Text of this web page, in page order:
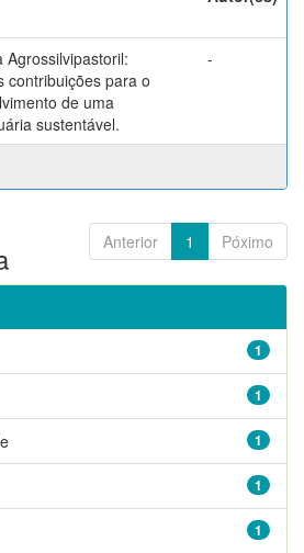
Agrossilvipastoril:
contribuições para o
de uma
sustentável.
-
Anterior 1 Póximo
1
1
1
1
1